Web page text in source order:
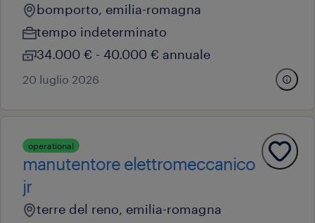
bomporto, emilia-romagna
tempo indeterminato
34.000 € - 40.000 € annuale
20 luglio 2026
operational
manutentore elettromeccanico
jr
terre del reno, emilia-romagna